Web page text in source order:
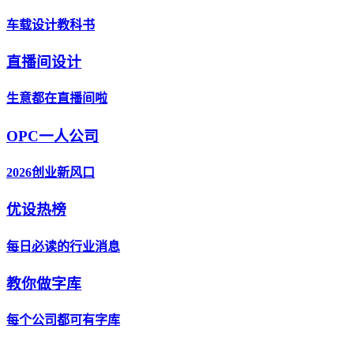
车载设计教科书
直播间设计
生意都在直播间啦
OPC一人公司
2026创业新风口
优设热榜
每日必读的行业消息
教你做字库
每个公司都可有字库